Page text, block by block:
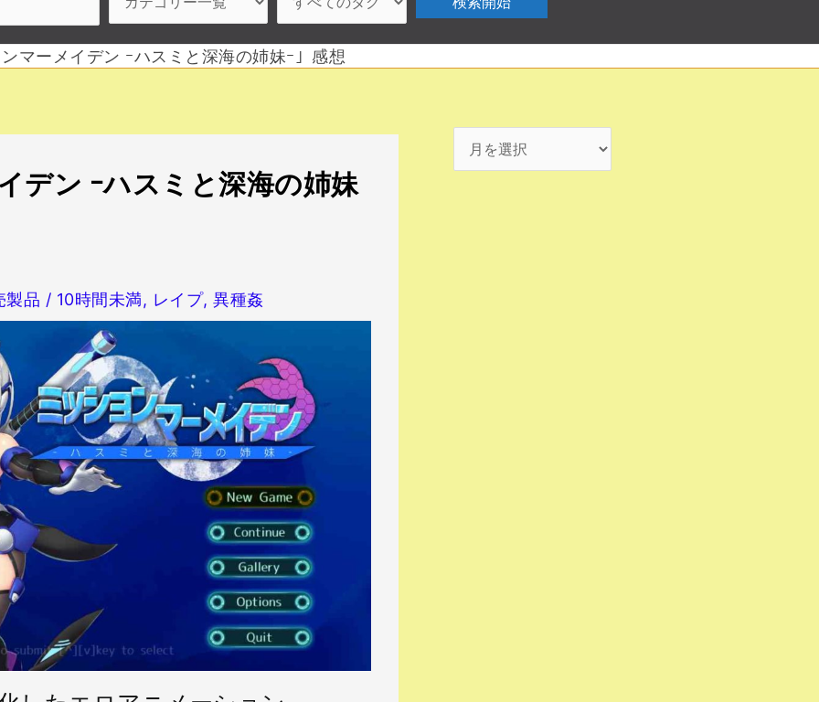
マーメイデン ｰハスミと深海の姉妹ｰ」感想
デン ｰハスミと深海の姉妹
製品 / 10時間未満, レイプ, 異種姦